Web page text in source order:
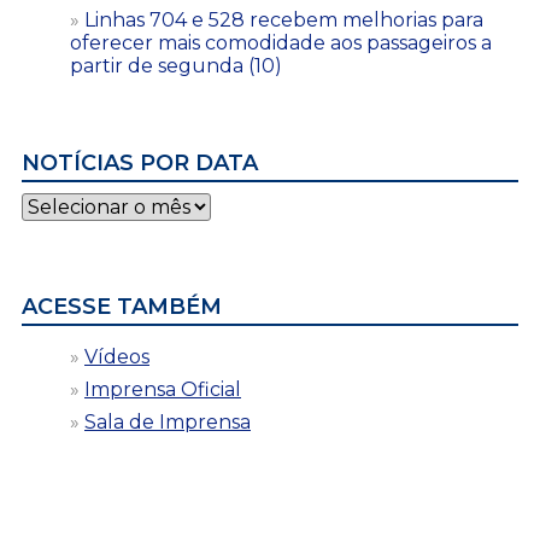
Linhas 704 e 528 recebem melhorias para
oferecer mais comodidade aos passageiros a
partir de segunda (10)
NOTÍCIAS POR DATA
Notícias
por
ACESSE TAMBÉM
Vídeos
Imprensa Oficial
Sala de Imprensa